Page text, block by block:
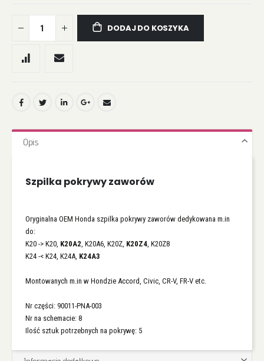
DODAJ DO KOSZYKA
Opis
Szpilka pokrywy zaworów
Oryginalna OEM Honda szpilka pokrywy zaworów dedykowana m.in
do:
K20 -> K20, K20A2 , K20A6, K20Z, K20Z4 , K20Z8
K24 -< K24, K24A, K24A3
Montowanych m.in w Hondzie Accord, Civic, CR-V, FR-V etc.
Nr części: 90011-PNA-003
Nr na schemacie: 8
Ilość sztuk potrzebnych na pokrywę: 5